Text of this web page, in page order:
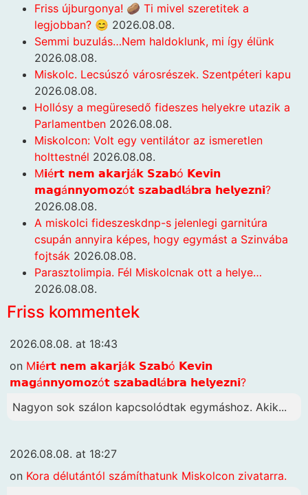
Friss újburgonya! 🥔 Ti mivel szeretitek a
legjobban? 😊 2026.08.08.
Semmi buzulás…Nem haldoklunk, mi így élünk
2026.08.08.
Miskolc. Lecsúszó városrészek. Szentpéteri kapu
2026.08.08.
Hollósy a megüresedő fideszes helyekre utazik a
Parlamentben 2026.08.08.
Miskolcon: Volt egy ventilátor az ismeretlen
holttestnél 2026.08.08.
M𝗶é𝗿𝘁 𝗻𝗲𝗺 𝗮𝗸𝗮𝗿𝗷á𝗸 𝗦𝘇𝗮𝗯ó 𝗞𝗲𝘃𝗶𝗻
𝗺𝗮𝗴á𝗻𝗻𝘆𝗼𝗺𝗼𝘇ó𝘁 𝘀𝘇𝗮𝗯𝗮𝗱𝗹á𝗯𝗿𝗮 𝗵𝗲𝗹𝘆𝗲𝘇𝗻𝗶?
2026.08.08.
A miskolci fideszeskdnp-s jelenlegi garnitúra
csupán annyira képes, hogy egymást a Szinvába
fojtsák 2026.08.08.
Parasztolimpia. Fél Miskolcnak ott a helye…
2026.08.08.
Friss kommentek
2026.08.08. at 18:43
on M𝗶é𝗿𝘁 𝗻𝗲𝗺 𝗮𝗸𝗮𝗿𝗷á𝗸 𝗦𝘇𝗮𝗯ó 𝗞𝗲𝘃𝗶𝗻
𝗺𝗮𝗴á𝗻𝗻𝘆𝗼𝗺𝗼𝘇ó𝘁 𝘀𝘇𝗮𝗯𝗮𝗱𝗹á𝗯𝗿𝗮 𝗵𝗲𝗹𝘆𝗲𝘇𝗻𝗶?
Nagyon sok szálon kapcsolódtak egymáshoz. Akik...
2026.08.08. at 18:27
on Kora délutántól számíthatunk Miskolcon zivatarra.